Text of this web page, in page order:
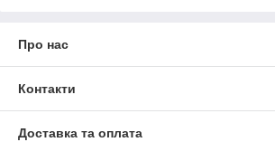
Про нас
Контакти
Доставка та оплата